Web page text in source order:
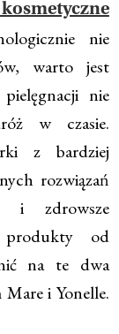
nie
warto jest
nie
w czasie.
z bardziej
rozwiązań
i zdrowsze
produkty od
na te dwa
i Yonelle.